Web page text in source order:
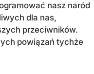
nasz naród
dla nas,
przeciwników.
powiązań tychże